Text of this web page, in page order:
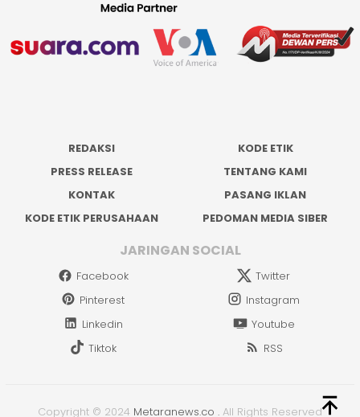
REDAKSI
KODE ETIK
PRESS RELEASE
TENTANG KAMI
KONTAK
PASANG IKLAN
KODE ETIK PERUSAHAAN
PEDOMAN MEDIA SIBER
JARINGAN SOCIAL
Facebook
Twitter
Pinterest
Instagram
Linkedin
Youtube
Tiktok
RSS
Copyright © 2024 Metaranews.co . All Rights Reserved